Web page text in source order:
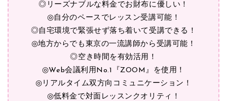
◎リーズナブルな料金でお財布に優しい！
◎自分のペースでレッスン受講可能！
◎自宅環境で緊張せず落ち着いて受講できる！
◎地方からでも東京の一流講師から受講可能！
◎空き時間を有効活用！
◎Web会議利用No.1『ZOOM』を使用！
◎リアルタイム双方向コミュニケーション！
◎低料金で対面レッスンクオリティ！